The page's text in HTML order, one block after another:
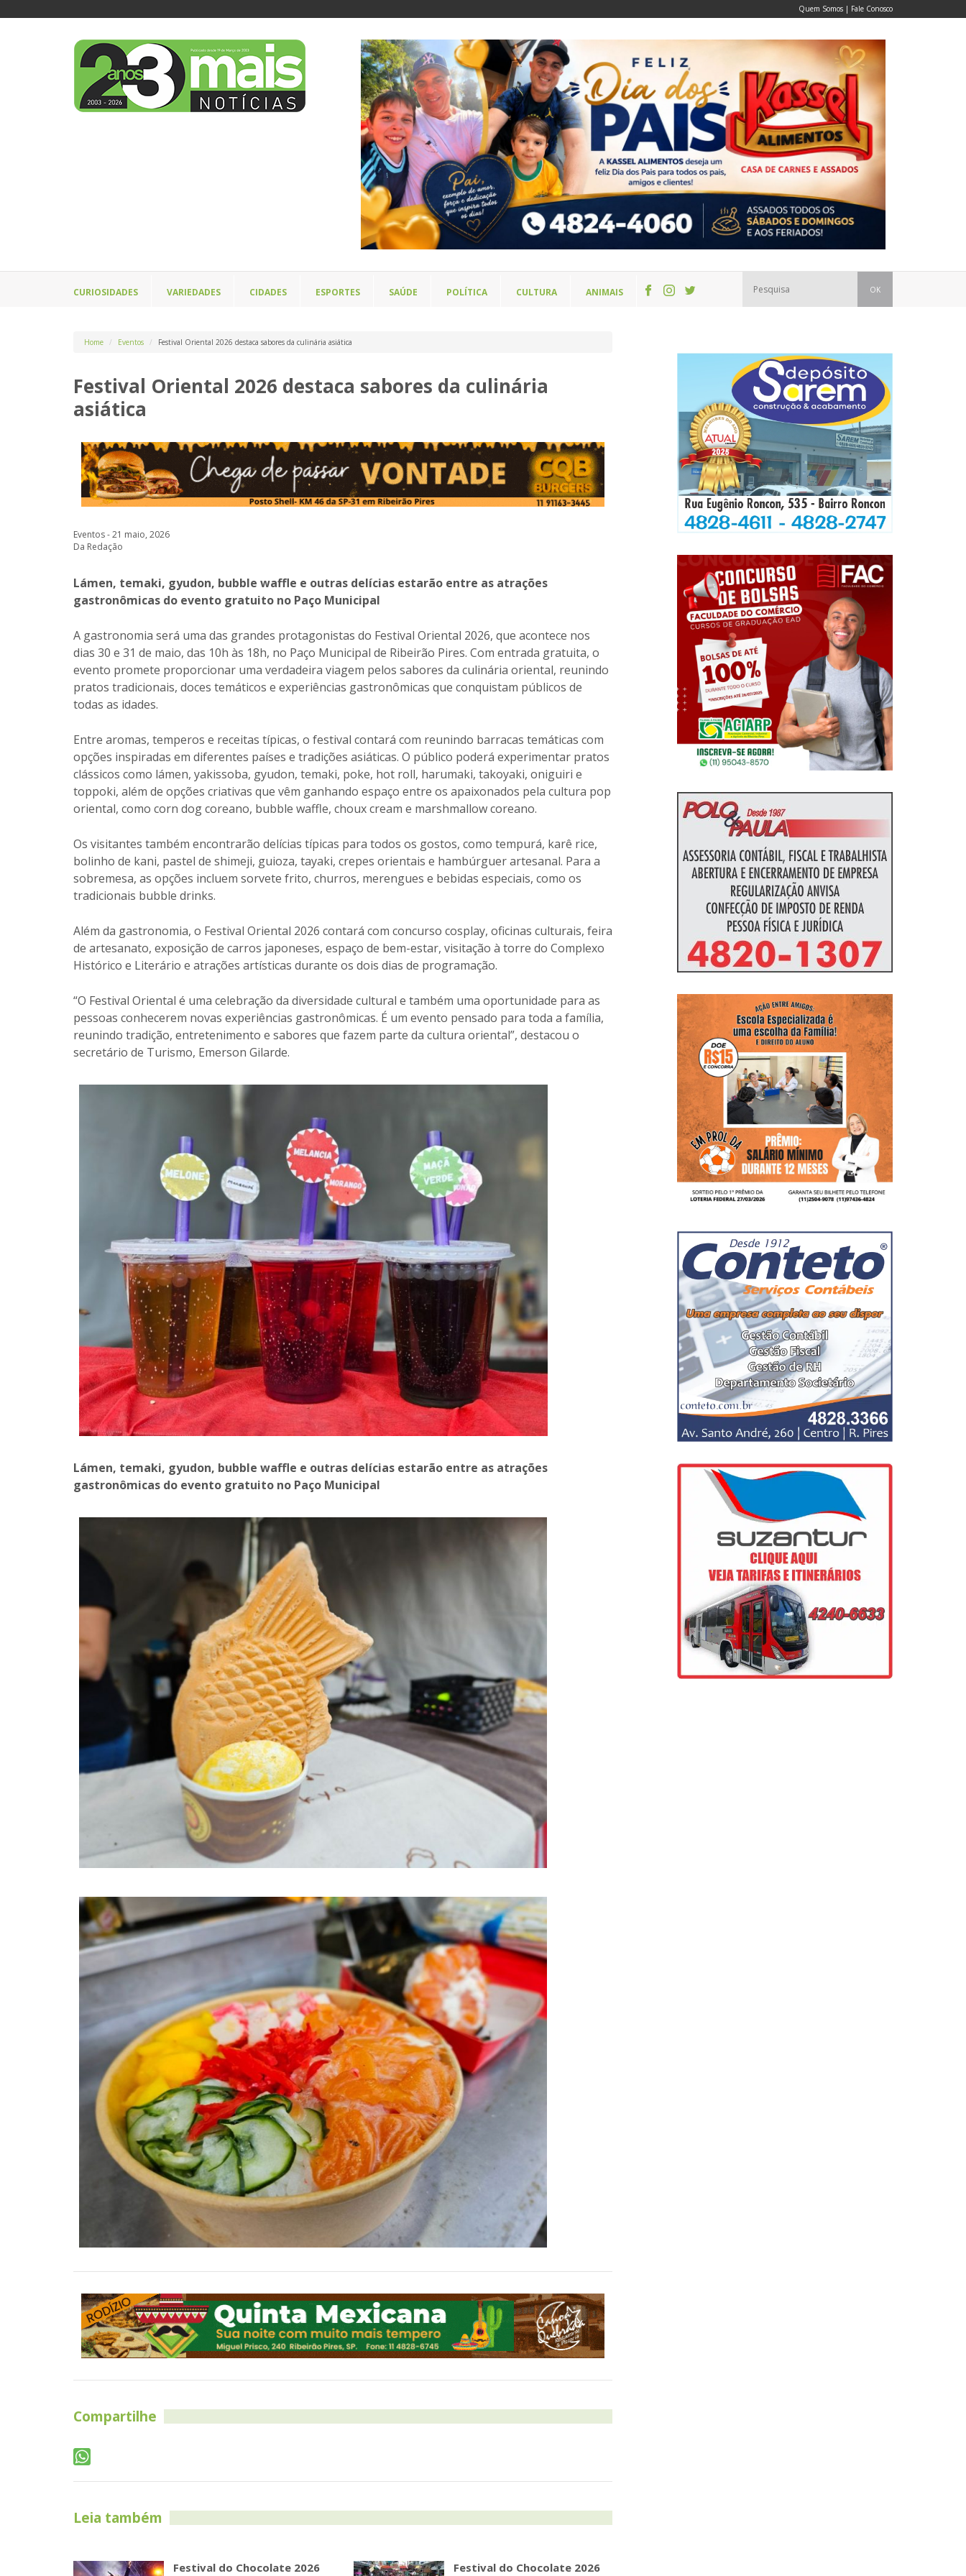
Quem Somos | Fale Conosco
CURIOSIDADES VARIEDADES CIDADES ESPORTES SAÚDE POLÍTICA CULTURA ANIMAIS OK
Home Eventos Festival Oriental 2026 destaca sabores da culinária asiática
Festival Oriental 2026 destaca sabores da culinária
asiática
Eventos - 21 maio, 2026
Da Redação
Lámen, temaki, gyudon, bubble waffle e outras delícias estarão entre as atrações
gastronômicas do evento gratuito no Paço Municipal
A gastronomia será uma das grandes protagonistas do Festival Oriental 2026, que acontece nos
dias 30 e 31 de maio, das 10h às 18h, no Paço Municipal de Ribeirão Pires. Com entrada gratuita, o
evento promete proporcionar uma verdadeira viagem pelos sabores da culinária oriental, reunindo
pratos tradicionais, doces temáticos e experiências gastronômicas que conquistam públicos de
todas as idades.
Entre aromas, temperos e receitas típicas, o festival contará com reunindo barracas temáticas com
opções inspiradas em diferentes países e tradições asiáticas. O público poderá experimentar pratos
clássicos como lámen, yakissoba, gyudon, temaki, poke, hot roll, harumaki, takoyaki, oniguiri e
toppoki, além de opções criativas que vêm ganhando espaço entre os apaixonados pela cultura pop
oriental, como corn dog coreano, bubble waffle, choux cream e marshmallow coreano.
Os visitantes também encontrarão delícias típicas para todos os gostos, como tempurá, karê rice,
bolinho de kani, pastel de shimeji, guioza, tayaki, crepes orientais e hambúrguer artesanal. Para a
sobremesa, as opções incluem sorvete frito, churros, merengues e bebidas especiais, como os
tradicionais bubble drinks.
Além da gastronomia, o Festival Oriental 2026 contará com concurso cosplay, oficinas culturais, feira
de artesanato, exposição de carros japoneses, espaço de bem-estar, visitação à torre do Complexo
Histórico e Literário e atrações artísticas durante os dois dias de programação.
“O Festival Oriental é uma celebração da diversidade cultural e também uma oportunidade para as
pessoas conhecerem novas experiências gastronômicas. É um evento pensado para toda a família,
reunindo tradição, entretenimento e sabores que fazem parte da cultura oriental”, destacou o
secretário de Turismo, Emerson Gilarde.
Lámen, temaki, gyudon, bubble waffle e outras delícias estarão entre as atrações
gastronômicas do evento gratuito no Paço Municipal
Compartilhe
Leia também
Festival do Chocolate 2026
Festival do Chocolate 2026